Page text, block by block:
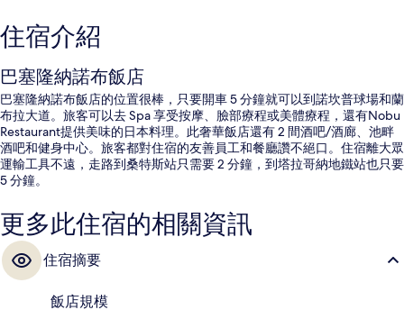
住宿介紹
巴塞隆納諾布飯店
巴塞隆納諾布飯店的位置很棒，只要開車 5 分鐘就可以到諾坎普球場和蘭
布拉大道。旅客可以去 Spa 享受按摩、臉部療程或美體療程，還有Nobu
Restaurant提供美味的日本料理。此奢華飯店還有 2 間酒吧/酒廊、池畔
酒吧和健身中心。旅客都對住宿的友善員工和餐廳讚不絕口。住宿離大眾
運輸工具不遠，走路到桑特斯站只需要 2 分鐘，到塔拉哥納地鐵站也只要
5 分鐘。
更多此住宿的相關資訊
住宿摘要
飯店規模